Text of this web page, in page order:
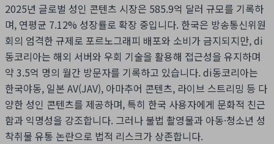
2025년 글로벌 성인 콘텐츠 시장은 585.9억 달러 규모를 기록하
며, 연평균 7.12% 성장률로 확장 중입니다. 한국은 방송통신위원
회의 엄격한 규제로 포르노그래피 배포와 소비가 금지되지만, di
동코리아는 해외 서버와 우회 기술을 활용해 접근성을 유지하며
약 3.5억 명의 월간 방문자를 기록하고 있습니다. di동코리아는
한국야동, 일본 AV(JAV), 아마추어 콘텐츠, 라이브 스트리밍 등 다
양한 성인 콘텐츠를 제공하며, 특히 한국 사용자에게 문화적 친근
함과 익명성을 강조합니다. 그러나 불법 촬영물과 아동·청소년 성
착취물 유통 논란으로 법적 리스크가 상존합니다.